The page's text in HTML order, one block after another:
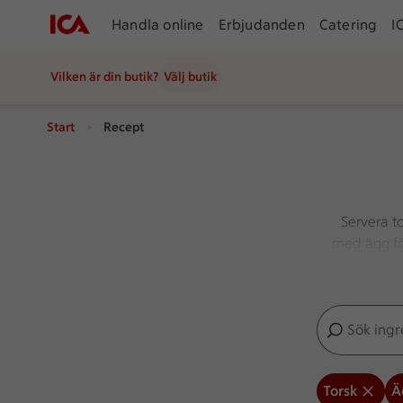
Handla online Erbjudanden Catering
Vilken är din butik? Välj butik
Start Recept
Servera
med ägg
Sök
Inga förslag
Torsk